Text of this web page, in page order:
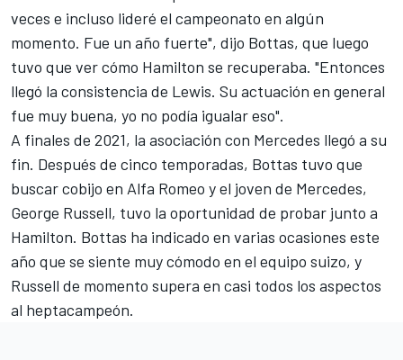
veces e incluso lideré el campeonato en algún
momento. Fue un año fuerte", dijo Bottas, que luego
tuvo que ver cómo Hamilton se recuperaba. "Entonces
llegó la consistencia de Lewis. Su actuación en general
fue muy buena, yo no podía igualar eso".
A finales de 2021, la asociación con Mercedes llegó a su
fin. Después de cinco temporadas, Bottas tuvo que
buscar cobijo en Alfa Romeo y el joven de Mercedes,
George Russell, tuvo la oportunidad de probar junto a
Hamilton. Bottas ha indicado en varias ocasiones este
año que se siente muy cómodo en el equipo suizo, y
Russell de momento supera en casi todos los aspectos
al heptacampeón.